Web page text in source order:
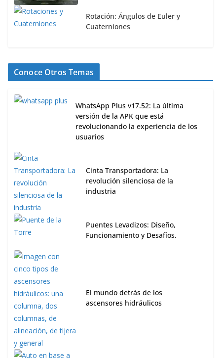
Rotación: Ángulos de Euler y
Cuaterniones
Conoce Otros Temas
WhatsApp Plus v17.52: La última
versión de la APK que está
revolucionando la experiencia de los
usuarios
Cinta Transportadora: La
revolución silenciosa de la
industria
Puentes Levadizos: Diseño,
Funcionamiento y Desafíos.
El mundo detrás de los
ascensores hidráulicos